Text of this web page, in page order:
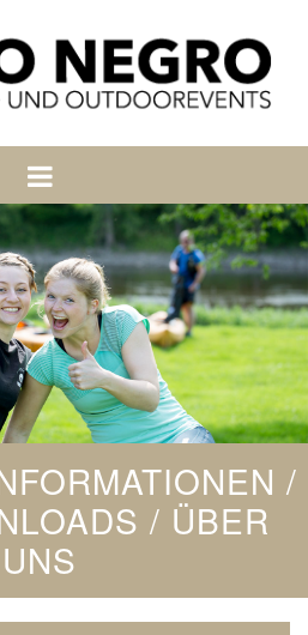
/
/ ÜBER
UNS